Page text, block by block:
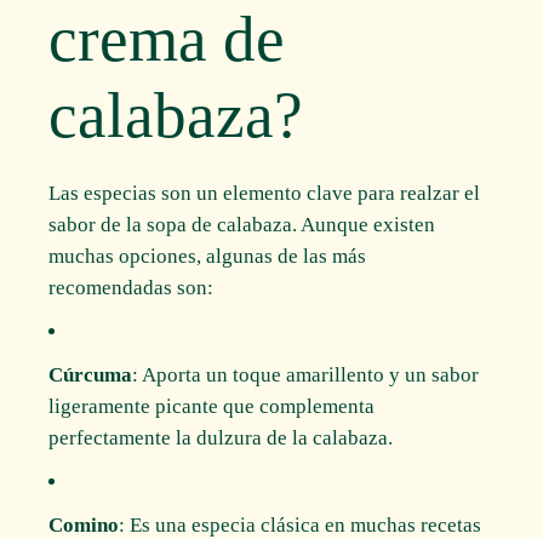
crema de
calabaza?
Las especias son un elemento clave para realzar el
sabor de la sopa de calabaza. Aunque existen
muchas opciones, algunas de las más
recomendadas son:
Cúrcuma: Aporta un toque amarillento y un sabor
ligeramente picante que complementa
perfectamente la dulzura de la calabaza.
Comino: Es una especia clásica en muchas recetas